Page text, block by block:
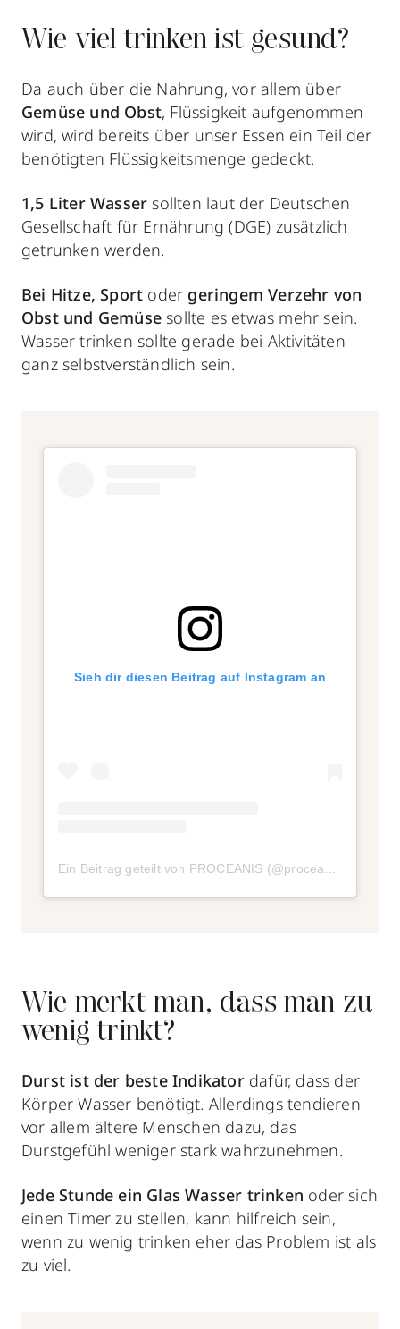
Wie viel trinken ist gesund?
Da auch über die Nahrung, vor allem über
Gemüse und Obst, Flüssigkeit aufgenommen
wird, wird bereits über unser Essen ein Teil der
benötigten Flüssigkeitsmenge gedeckt.
1,5 Liter Wasser sollten laut der Deutschen
Gesellschaft für Ernährung (DGE) zusätzlich
getrunken werden.
Bei Hitze, Sport oder geringem Verzehr von
Obst und Gemüse sollte es etwas mehr sein.
Wasser trinken sollte gerade bei Aktivitäten
ganz selbstverständlich sein.
Sieh dir diesen Beitrag auf Instagram an
Wie merkt man, dass man zu
wenig trinkt?
Durst ist der beste Indikatordafür, dass der
Körper Wasser benötigt. Allerdings tendieren
vor allem ältere Menschen dazu, das
Durstgefühl weniger stark wahrzunehmen.
Jede Stunde ein Glas Wasser trinken oder sich
einen Timer zu stellen, kann hilfreich sein,
wenn zu wenig trinken eher das Problem ist als
zu viel.